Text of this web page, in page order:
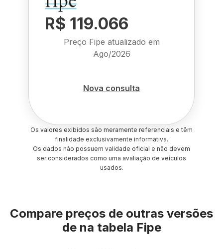
R$ 119.066
Preço Fipe atualizado em
Ago/2026
Nova consulta
Os valores exibidos são meramente referenciais e têm
finalidade exclusivamente informativa.
Os dados não possuem validade oficial e não devem
ser considerados como uma avaliação de veículos
usados.
Compare preços de outras versões
de na tabela Fipe